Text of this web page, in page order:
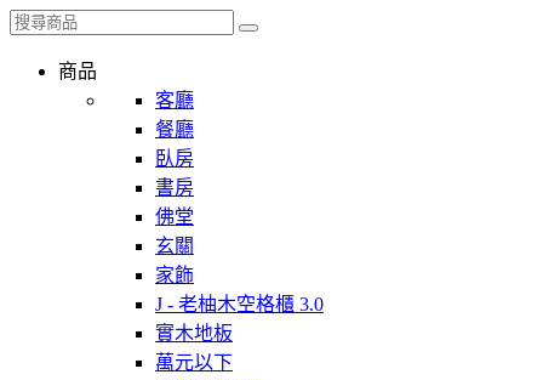
商品
客廳
餐廳
臥房
書房
佛堂
玄關
家飾
J - 老柚木空格櫃 3.0
實木地板
萬元以下